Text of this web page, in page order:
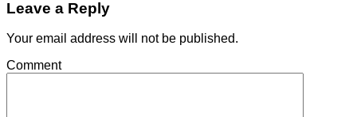
Leave a Reply
Your email address will not be published.
Comment